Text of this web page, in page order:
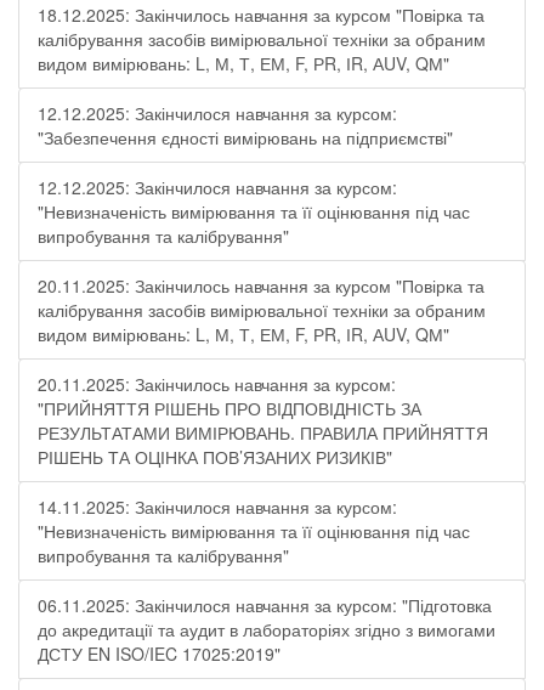
18.12.2025: Закінчилось навчання за курсом "Повірка та
калібрування засобів вимірювальної техніки за обраним
видом вимірювань: L, М, Т, ЕМ, F, РR, ІR, АUV, QМ"
12.12.2025: Закінчилося навчання за курсом:
"Забезпечення єдності вимірювань на підприємстві"
12.12.2025: Закінчилося навчання за курсом:
"Невизначеність вимірювання та її оцінювання під час
випробування та калібрування"
20.11.2025: Закінчилось навчання за курсом "Повірка та
калібрування засобів вимірювальної техніки за обраним
видом вимірювань: L, М, Т, ЕМ, F, РR, ІR, АUV, QМ"
20.11.2025: Закінчилось навчання за курсом:
"ПРИЙНЯТТЯ РІШЕНЬ ПРО ВІДПОВІДНІСТЬ ЗА
РЕЗУЛЬТАТАМИ ВИМІРЮВАНЬ. ПРАВИЛА ПРИЙНЯТТЯ
РІШЕНЬ ТА ОЦІНКА ПОВ’ЯЗАНИХ РИЗИКІВ"
14.11.2025: Закінчилося навчання за курсом:
"Невизначеність вимірювання та її оцінювання під час
випробування та калібрування"
06.11.2025: Закінчилося навчання за курсом: "Підготовка
до акредитації та аудит в лабораторіях згідно з вимогами
ДСТУ EN ISO/IEC 17025:2019"